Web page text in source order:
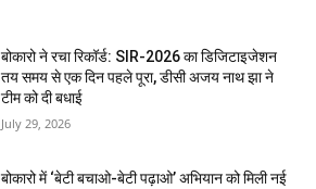
बोकारो ने रचा रिकॉर्ड: SIR-2026 का डिजिटाइजेशन
तय समय से एक दिन पहले पूरा, डीसी अजय नाथ झा ने
टीम को दी बधाई
July 29, 2026
बोकारो में ‘बेटी बचाओ-बेटी पढ़ाओ’ अभियान को मिली नई